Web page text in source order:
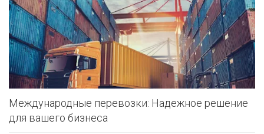
Международные перевозки: Надежное решение
для вашего бизнеса